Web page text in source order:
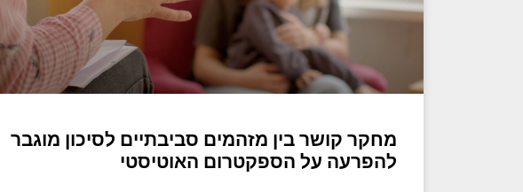
מחקר קושר בין מזהמים סביבתיים לסיכון מוגבר
להפרעה על הספקטרום האוטיסטי